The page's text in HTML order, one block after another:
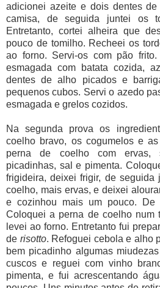
adicionei azeite e dois dentes
camisa, de seguida juntei os
Entretanto, cortei alheira que
pouco de tomilho. Recheei os
ao forno. Servi-os com pão
esmagada com batata cozida,
dentes de alho picados e
pequenos cubos. Servi o azedo
esmagada e grelos cozidos.
Na segunda prova os
coelho bravo, os cogumelos e
perna de coelho com ervas,
picadinhas, sal e pimenta.
frigideira, deixei frigir, de
coelho, mais ervas, e deixei
e cozinhou mais um pouco. De
Coloquei a perna de coelho num
levei ao forno. Entretanto fui
de risotto. Refoguei cebola e alho
bem picadinho algumas
cuscos e reguei com vinho
pimenta, e fui acrescentando